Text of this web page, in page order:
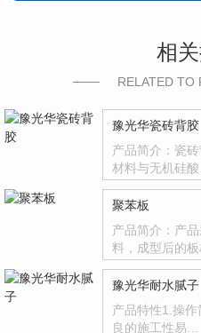
相
RELATED TO
豫光华瓷砖背胶
产品简介：瓷
材料与无机硅酸
聚苯板
产品简介：产
料，成型后的板
豫光华耐水腻子
产品特性1.操
良的施工性易…